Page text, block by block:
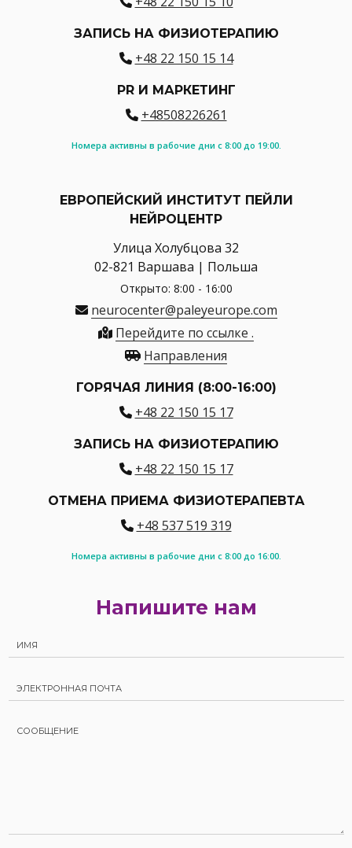
ЗАПИСЬ НА ФИЗИОТЕРАПИЮ
+48 22 150 15 14
PR И МАРКЕТИНГ
+48508226261
Номера активны в рабочие дни с 8:00 до 19:00.
ЕВРОПЕЙСКИЙ ИНСТИТУТ ПЕЙЛИ
НЕЙРОЦЕНТР
Улица Холубцова 32
02-821 Варшава | Польша
Открыто: 8:00 - 16:00
neurocenter@paleyeurope.com
Перейдите по ссылке .
Направления
ГОРЯЧАЯ ЛИНИЯ (8:00-16:00)
+48 22 150 15 17
ЗАПИСЬ НА ФИЗИОТЕРАПИЮ
+48 22 150 15 17
ОТМЕНА ПРИЕМА ФИЗИОТЕРАПЕВТА
+48 537 519 319
Номера активны в рабочие дни с 8:00 до 16:00.
Напишите нам